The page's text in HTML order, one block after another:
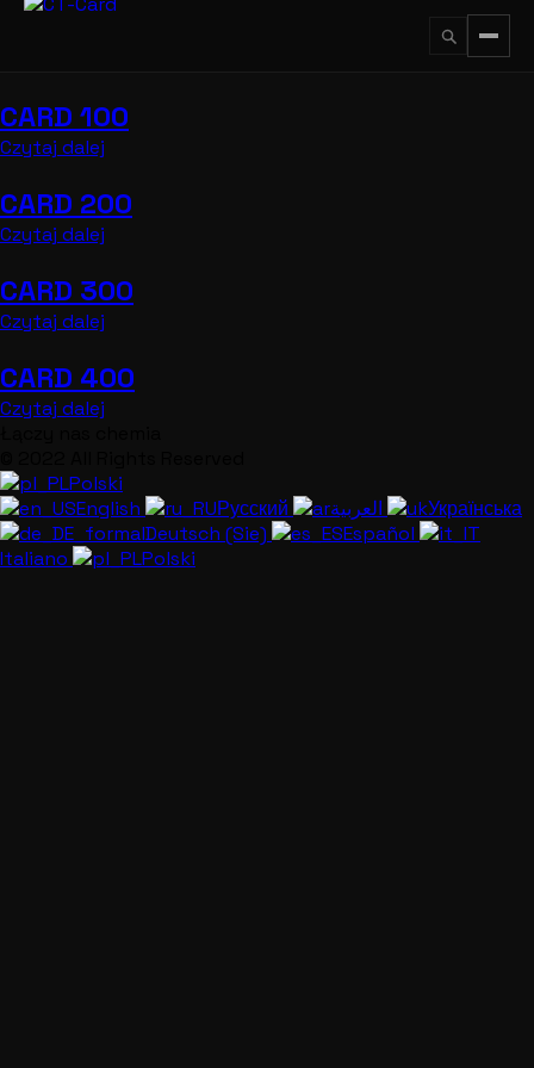
Przejdź
CARD 100
Czytaj dalej
CARD 200
Czytaj dalej
CARD 300
Czytaj dalej
CARD 400
Czytaj dalej
Polski
English
Русский
Українська
Deutsch (Sie)
Español
Italiano
Polski